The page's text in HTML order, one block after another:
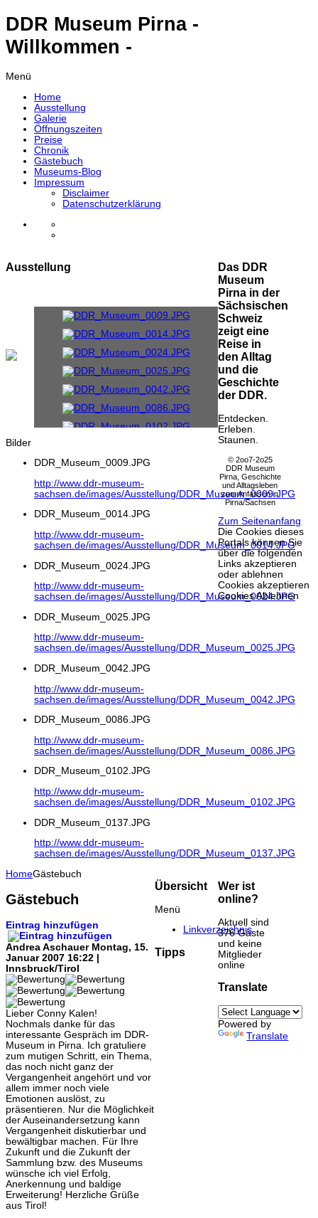
DDR Museum Pirna -
Willkommen -
Menü
Home
Ausstellung
Galerie
Öffnungszeiten
Preise
Chronik
Gästebuch
Museums-Blog
Impressum
Disclaimer
Datenschutzerklärung
Ausstellung
Bilder
DDR_Museum_0009.JPG
http://www.ddr-museum-
sachsen.de/images/Ausstellung/DDR_Museum_0009.JPG
DDR_Museum_0014.JPG
http://www.ddr-museum-
sachsen.de/images/Ausstellung/DDR_Museum_0014.JPG
DDR_Museum_0024.JPG
http://www.ddr-museum-
sachsen.de/images/Ausstellung/DDR_Museum_0024.JPG
DDR_Museum_0025.JPG
http://www.ddr-museum-
sachsen.de/images/Ausstellung/DDR_Museum_0025.JPG
DDR_Museum_0042.JPG
http://www.ddr-museum-
sachsen.de/images/Ausstellung/DDR_Museum_0042.JPG
DDR_Museum_0086.JPG
http://www.ddr-museum-
sachsen.de/images/Ausstellung/DDR_Museum_0086.JPG
DDR_Museum_0102.JPG
http://www.ddr-museum-
sachsen.de/images/Ausstellung/DDR_Museum_0102.JPG
DDR_Museum_0137.JPG
http://www.ddr-museum-
sachsen.de/images/Ausstellung/DDR_Museum_0137.JPG
Das DDR
Museum
Pirna in der
Sächsischen
Schweiz
zeigt eine
Reise in
den Alltag
und die
Geschichte
der DDR.
Entdecken.
Erleben.
Staunen.
HomeGästebuch
Gästebuch
Eintrag hinzufügen
Andrea Aschauer Montag, 15.
Januar 2007 16:22 |
Innsbruck/Tirol
Lieber Conny Kalen!
Nochmals danke für das
interessante Gespräch im DDR-
Museum in Pirna. Ich gratuliere
zum mutigen Schritt, ein Thema,
das noch nicht ganz der
Vergangenheit angehört und vor
allem immer noch viele
Emotionen auslöst, zu
präsentieren. Nur die Möglichkeit
der Auseinandersetzung kann
Vergangenheit diskutierbar und
bewältigbar machen. Für Ihre
Zukunft und die Zukunft der
Sammlung bzw. des Museums
wünsche ich viel Erfolg,
Anerkennung und baldige
Erweiterung! Herzliche Grüße
aus Tirol!
Übersicht
Menü
Linkverzeichnis
Tipps
Wer ist
online?
Aktuell sind
376 Gäste
und keine
Mitglieder
online
Translate
Powered by
Translate
© 2oo7-2o25
DDR Museum
Pirna, Geschichte
und Alltagsleben
zum Anfassen in
Pirna/Sachsen
Zum Seitenanfang
Die Cookies dieses
Portals können Sie
über die folgenden
Links akzeptieren
oder ablehnen
Cookies akzeptieren
Cookies Ablehnen